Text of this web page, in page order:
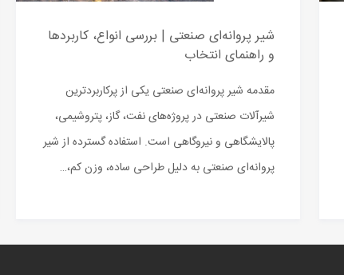
شیر پروانه‌ای صنعتی | بررسی انواع، کاربردها
و راهنمای انتخاب
مقدمه شیر پروانه‌ای صنعتی یکی از پرکاربردترین
شیرآلات صنعتی در پروژه‌های نفت، گاز، پتروشیمی،
پالایشگاهی و نیروگاهی است. استفاده گسترده از شیر
پروانه‌ای صنعتی به دلیل طراحی ساده، وزن کم،…